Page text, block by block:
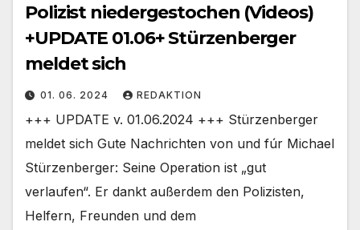
Polizist niedergestochen (Videos)
+UPDATE 01.06+ Stürzenberger
meldet sich
01. 06. 2024 REDAKTION
+++ UPDATE v. 01.06.2024 +++ Stürzenberger
meldet sich Gute Nachrichten von und fúr Michael
Stürzenberger: Seine Operation ist „gut
verlaufen“. Er dankt außerdem den Polizisten,
Helfern, Freunden und dem